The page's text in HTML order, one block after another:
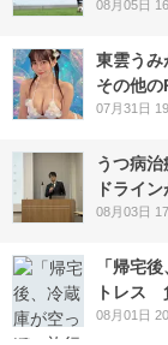
08月05日
東雲うみ
その他の
07月31日
うつ病
ドライ
08月03日
「帰宅
トレス
08月01日